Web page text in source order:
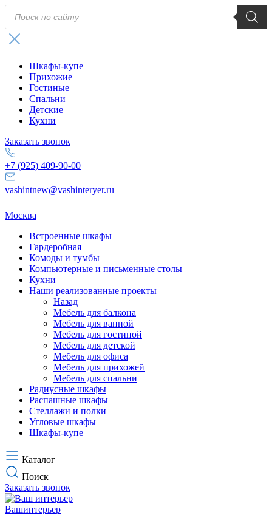
товаров
Шкафы-купе
Прихожие
Гостиные
Спальни
Детские
Кухни
Заказать звонок
+7 (925) 409-90-00
vashintnew@vashinteryer.ru
Москва
Встроенные шкафы
Гардеробная
Комоды и тумбы
Компьютерные и письменные столы
Кухни
Наши реализованные проекты
Назад
Мебель для балкона
Мебель для ванной
Мебель для гостиной
Мебель для детской
Мебель для офиса
Мебель для прихожей
Мебель для спальни
Радиусные шкафы
Распашные шкафы
Стеллажи и полки
Угловые шкафы
Шкафы-купе
Каталог
Поиск
Заказать звонок
Вашинтерьер